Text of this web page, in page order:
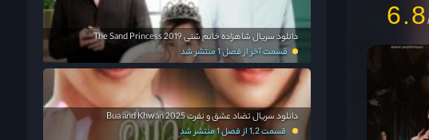
6.8
دانلود سریال شاهزاده خانم شنی The Sand Princess 2019
قسمت آخر از فصل 1 منتشر شد
دانلود سریال تضاد عشق و نفرت Bua and Khwan 2025
قسمت 1,2 از فصل 1 منتشر شد